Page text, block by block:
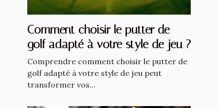
Comment choisir le putter de
golf adapté à votre style de jeu ?
Comprendre comment choisir le putter de
golf adapté à votre style de jeu peut
transformer vos...